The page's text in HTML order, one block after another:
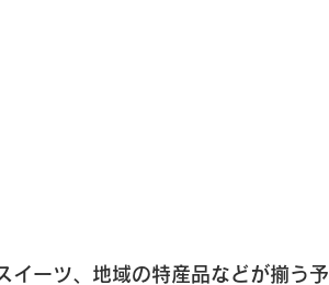
イーツ、地域の特産品などが揃う予